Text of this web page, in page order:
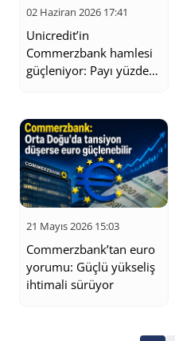
02 Haziran 2026 17:41
Unicredit’in
Commerzbank hamlesi
güçleniyor: Payı yüzde
21 Mayıs 2026 15:03
Commerzbank’tan euro
yorumu: Güçlü yükseliş
ihtimali sürüyor